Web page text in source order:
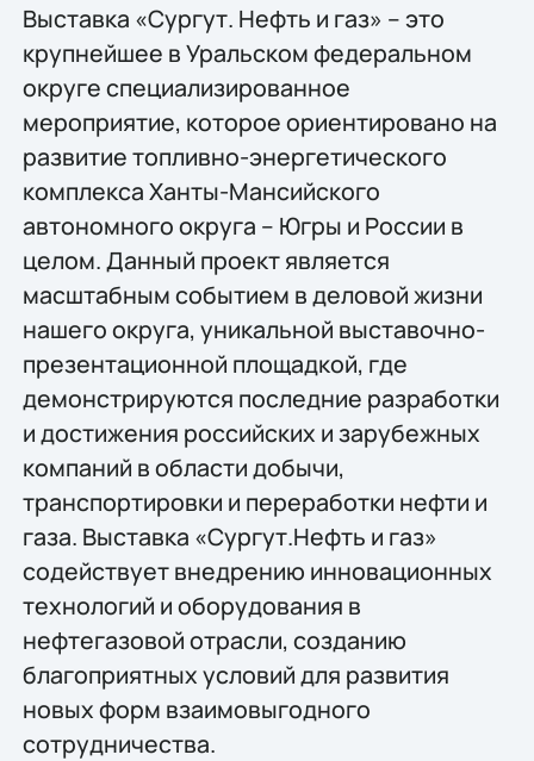
Выставка «Сургут. Нефть и газ» – это
крупнейшее в Уральском федеральном
округе специализированное
мероприятие, которое ориентировано на
развитие топливно-энергетического
комплекса Ханты-Мансийского
автономного округа – Югры и России в
целом. Данный проект является
масштабным событием в деловой жизни
нашего округа, уникальной выставочно-
презентационной площадкой, где
демонстрируются последние разработки
и достижения российских и зарубежных
компаний в области добычи,
транспортировки и переработки нефти и
газа. Выставка «Сургут.Нефть и газ»
содействует внедрению инновационных
технологий и оборудования в
нефтегазовой отрасли, созданию
благоприятных условий для развития
новых форм взаимовыгодного
сотрудничества.